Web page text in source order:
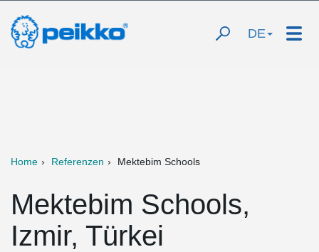
DE
Home Referenzen Mektebim Schools
Mektebim Schools,
Izmir, Türkei